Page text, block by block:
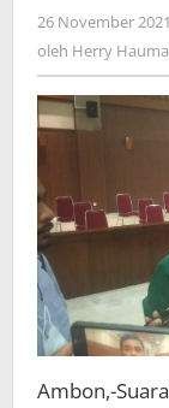
26 November 2021
oleh Herry
Ambon,-